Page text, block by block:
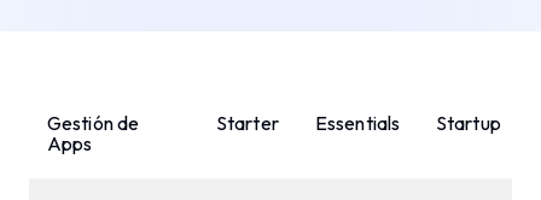
Gestión de
Apps
Starter Essentials Startup